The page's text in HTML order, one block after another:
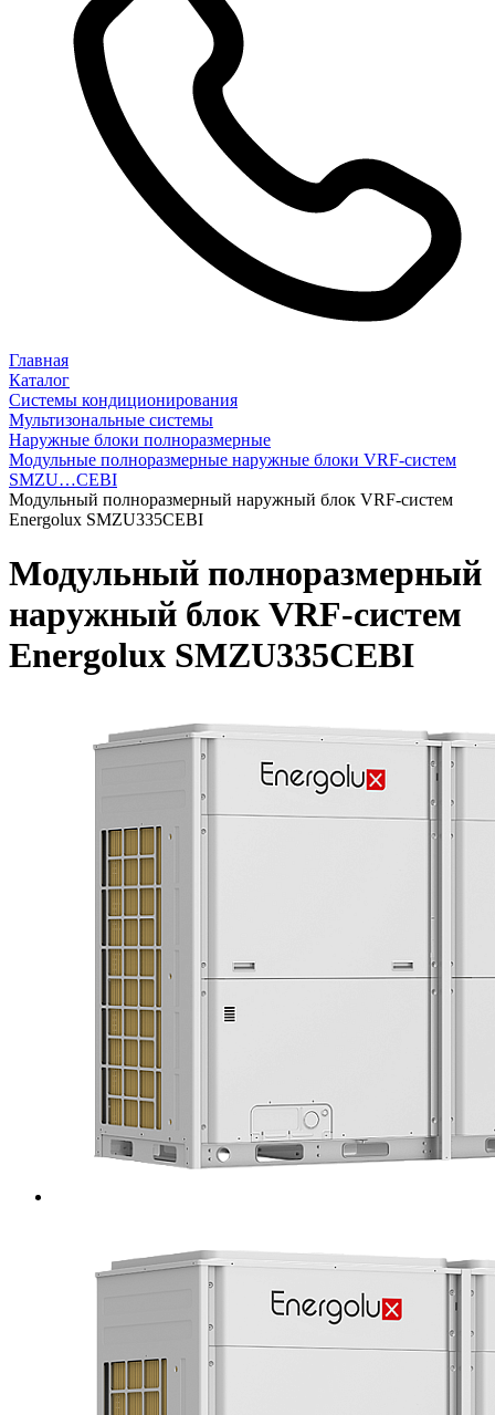
Главная
Каталог
Системы кондиционирования
Мультизональные системы
Наружные блоки полноразмерные
Модульные полноразмерные наружные блоки VRF-систем
SMZU…CEBI
Модульный полноразмерный наружный блок VRF-систем
Energolux SMZU335CEBI
Модульный полноразмерный
наружный блок VRF-систем
Energolux SMZU335CEBI